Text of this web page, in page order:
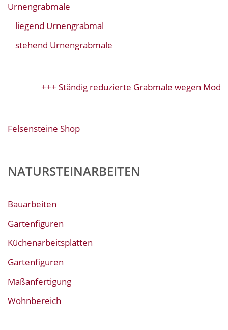
Urnengrabmale
liegend Urnengrabmal
stehend Urnengrabmale
+++ Ständig reduzierte Grabmale wegen
Felsensteine Shop
NATURSTEINARBEITEN
Bauarbeiten
Gartenfiguren
Küchenarbeitsplatten
Gartenfiguren
Maßanfertigung
Wohnbereich